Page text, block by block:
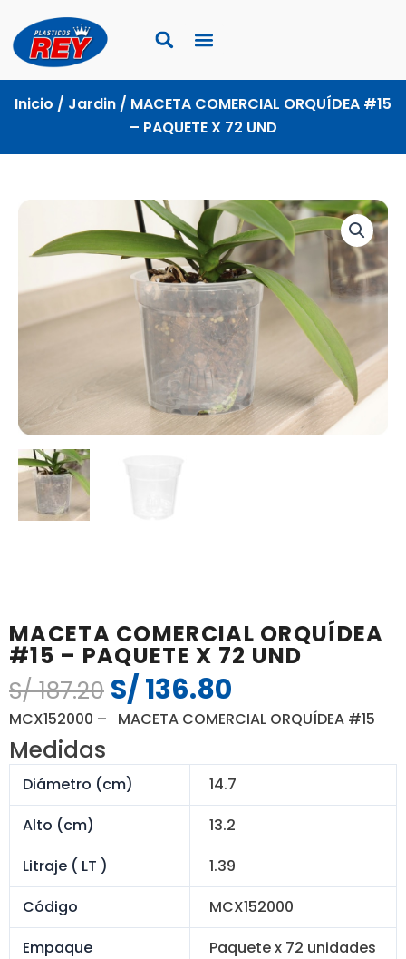
contenido
Inicio / Jardin / MACETA COMERCIAL ORQUÍDEA #15
– PAQUETE X 72 UND
MACETA COMERCIAL ORQUÍDEA
#15 – PAQUETE X 72 UND
S/187.20 El
precio
era:
S/ 187.20.
S/136.80
precio
actual
es:
S/ 136.80.
MCX152000 – MACETA COMERCIAL ORQUÍDEA #15
Medidas
Diámetro (cm)
14.7
Alto (cm)
13.2
Litraje ( LT )
1.39
Código
MCX152000
Empaque
Paquete x 72 unidades